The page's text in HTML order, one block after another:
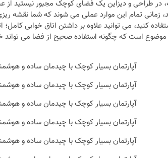
در طراحی و دیزاین یک فضای کوچک مجبور نیستید از
زمانی تمام این موارد عملی می شوند که شما نقشه
کنید، می توانید علاوه بر داشتن اتاق خوابی
است که چگونه استفاده صحیح از فضا می
نکات و ترفندها
دکوراسیون مدرن در خانه
های ایرانی